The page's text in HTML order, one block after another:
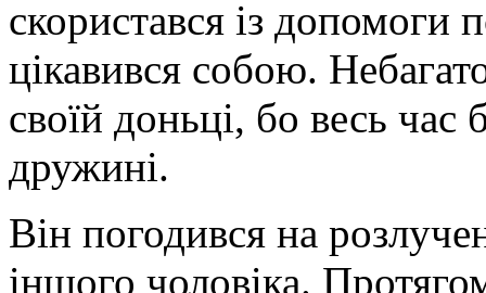
скористався із допомоги
цікавився собою.
своїй доньці, бо весь
дружині.
Він погодився на
іншого чоловіка.